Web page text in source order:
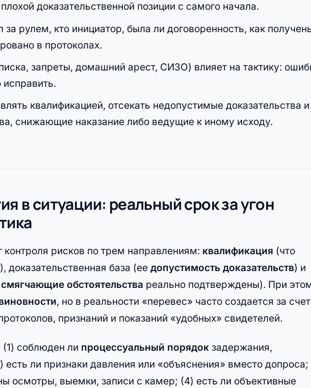
доказательственной позиции с самого начала.
за рулем, кто инициатор, была ли договоренность, как
в протоколах.
запреты, домашний арест, СИЗО) влияет на тактику:
исправить.
квалификацией, отсекать недопустимые доказательства и
снижающие наказание либо ведущие к иному исходу.
в ситуации: реальный срок за угон
контроля рисков по трем направлениям: квалификация (что
база (ее допустимость доказательств) и
смягчающие обстоятельства реально подтверждены). При
, но в реальности «перевес» часто создается за счет
признаний и показаний «удобных» свидетелей.
соблюден ли процессуальный порядок задержания,
есть ли признаки давления или «объяснения» вместо допроса;
осмотры, выемки, записи с камер; (4) есть ли объективные